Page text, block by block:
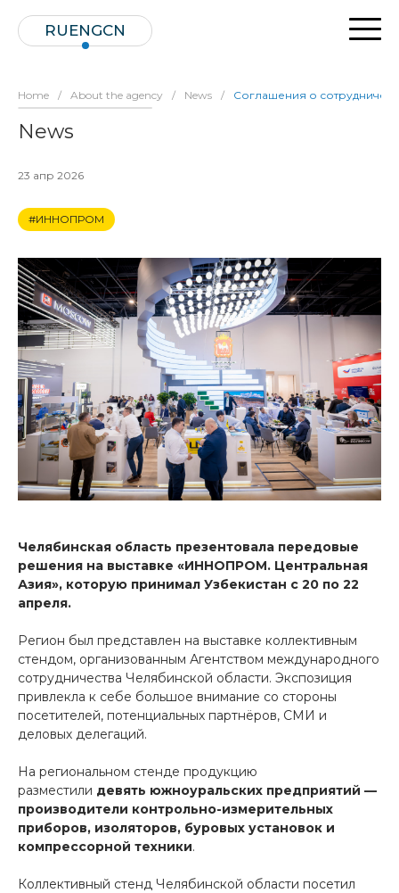
RU ENGCN
Home / About the agency / News / Соглашения о
News
23 апр 2026
#ИННОПРОМ
Челябинская область презентовала передовые
решения на выставке «ИННОПРОМ. Центральная
Азия», которую принимал Узбекистан с 20 по 22
апреля.
Регион был представлен на выставке коллективным
стендом, организованным Агентством международного
сотрудничества Челябинской области. Экспозиция
привлекла к себе большое внимание со стороны
посетителей, потенциальных партнёров, СМИ и
деловых делегаций.
На региональном стенде продукцию
разместили девять южноуральских предприятий —
производители контрольно-измерительных
приборов, изоляторов, буровых установок и
компрессорной техники.
Коллективный стенд Челябинской области посетил